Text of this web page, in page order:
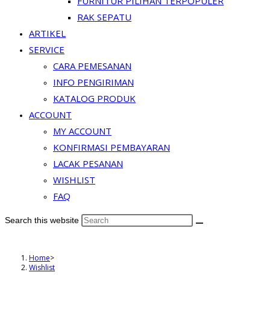
RAK SEPATU
ARTIKEL
SERVICE
CARA PEMESANAN
INFO PENGIRIMAN
KATALOG PRODUK
ACCOUNT
MY ACCOUNT
KONFIRMASI PEMBAYARAN
LACAK PESANAN
WISHLIST
FAQ
Search this website
Home>
Wishlist